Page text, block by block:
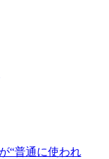
“普通に使われ